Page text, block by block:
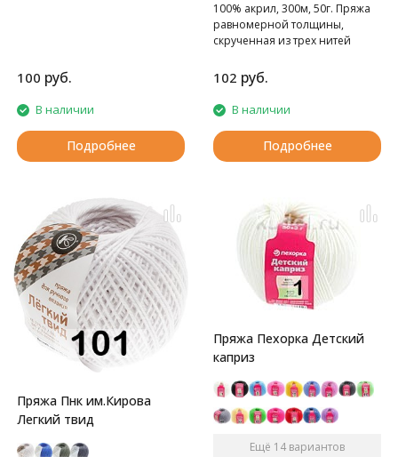
100 руб.
В наличии
Подробнее
100% акрил, 300м, 50г. Пряжа
равномерной толщины,
скрученная из трех нитей
102 руб.
В наличии
Подробнее
Пряжа Пнк им.Кирова
Легкий твид
Пряжа Пехорка Детский
каприз
Ещё 14 вариантов